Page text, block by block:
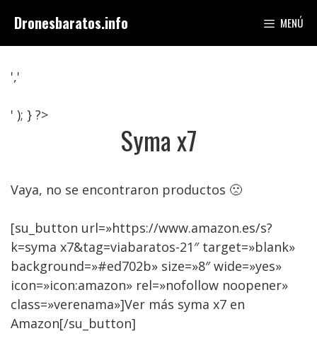
contenido
Dronesbaratos.info MENÚ
','
' ); } ?>
Syma x7
Vaya, no se encontraron productos 🙁
[su_button url=»https://www.amazon.es/s?
k=syma x7&tag=viabaratos-21″ target=»blank»
background=»#ed702b» size=»8″ wide=»yes»
icon=»icon:amazon» rel=»nofollow noopener»
class=»verenama»]Ver más syma x7 en
Amazon[/su_button]